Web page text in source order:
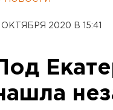
ОКТЯБРЯ 2020 В 15:41